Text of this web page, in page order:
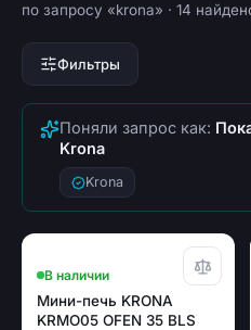
по запросу «krona» · 14
Фильтры
Поняли запрос как:
Krona
Krona
В наличии
Мини-печь KRONA
KRMO05 OFEN 35 BLS